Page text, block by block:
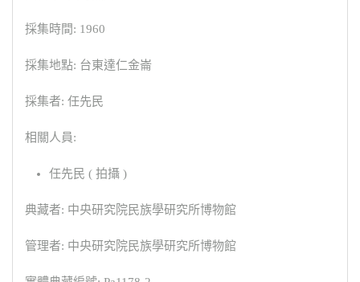
採集時間: 1960
採集地點: 台東達仁金崙
採集者: 任先民
相關人員:
任先民 ( 拍攝 )
典藏者: 中央研究院民族學研究所博物館
管理者: 中央研究院民族學研究所博物館